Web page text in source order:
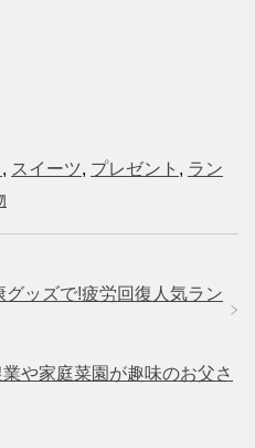
, スイーツ, プレゼント , ラン
ッズで!疲労回復人気ラン
や家庭菜園が趣味のお父さ